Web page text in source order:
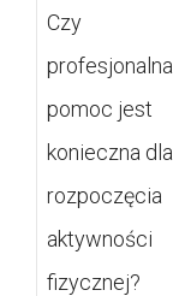
Czy
profesjonalna
pomoc jest
konieczna dla
rozpoczęcia
aktywności
fizycznej?